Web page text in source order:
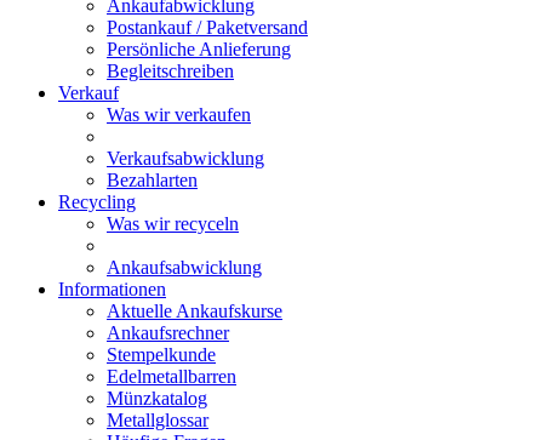
Ankaufabwicklung
Postankauf / Paketversand
Persönliche Anlieferung
Begleitschreiben
Verkauf
Was wir verkaufen
Verkaufsabwicklung
Bezahlarten
Recycling
Was wir recyceln
Ankaufsabwicklung
Informationen
Aktuelle Ankaufskurse
Ankaufsrechner
Stempelkunde
Edelmetallbarren
Münzkatalog
Metallglossar